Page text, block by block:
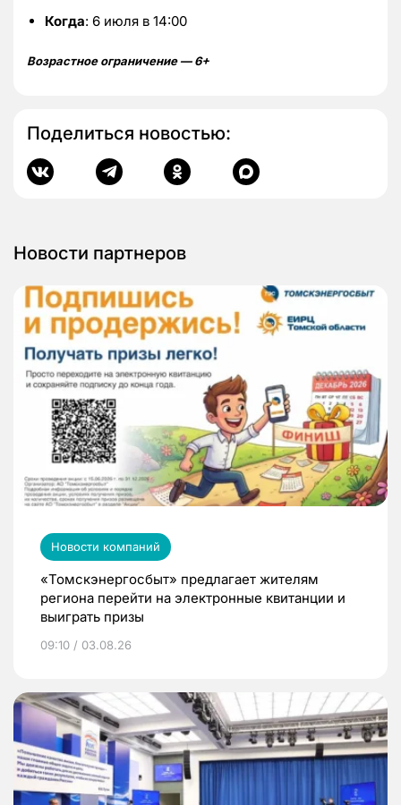
Когда: 6 июля в 14:00
Возрастное ограничение — 6+
Поделиться новостью:
Новости партнеров
Новости компаний
«Томскэнергосбыт» предлагает жителям
региона перейти на электронные квитанции и
выиграть призы
09:10 / 03.08.26